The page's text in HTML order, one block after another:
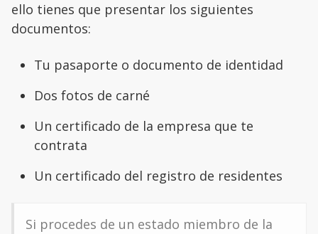
ello tienes que presentar los siguientes
documentos:
Tu pasaporte o documento de identidad
Dos fotos de carné
Un certificado de la empresa que te
contrata
Un certificado del registro de residentes
Si procedes de un estado miembro de la